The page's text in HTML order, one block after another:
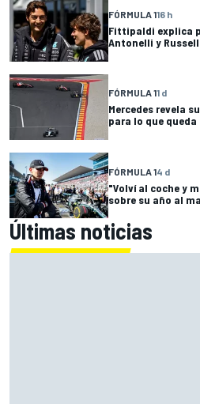
FÓRMULA 116 h
Fittipaldi explica
Antonelli y Russell
FÓRMULA 11 d
Mercedes revela
para lo que queda
FÓRMULA 14 d
"Volví al coche y
sobre su año al
Últimas noticias